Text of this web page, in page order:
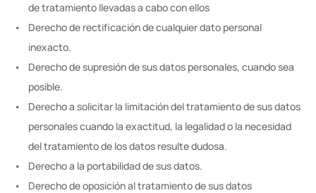
de tratamiento llevadas a cabo con ellos
Derecho de rectificación de cualquier dato personal
inexacto.
Derecho de supresión de sus datos personales, cuando sea
posible.
Derecho a solicitar la limitación del tratamiento de sus datos
personales cuando la exactitud, la legalidad o la necesidad
del tratamiento de los datos resulte dudosa.
Derecho a la portabilidad de sus datos.
Derecho de oposición al tratamiento de sus datos